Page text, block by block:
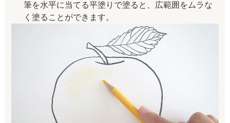
筆を水平に当てる平塗りで塗ると、広範囲をムラな
く塗ることができます。